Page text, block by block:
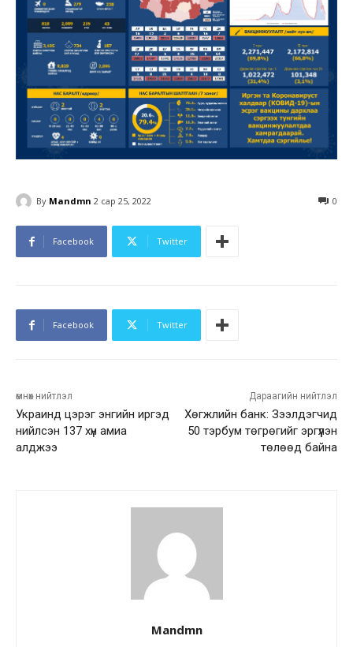
By Mandmn 2 сар 25, 2022 0
Facebook Twitter
Facebook Twitter
өмнөх нийтлэл
Украинд цэрэг энгийн иргэд
нийлсэн 137 хүн амиа
алджээ
Дараагийн нийтлэл
Хөгжлийн банк: Зээлдэгчид
50 тэрбум төгрөгийг эргүүлэн
төлөөд байна
Mandmn